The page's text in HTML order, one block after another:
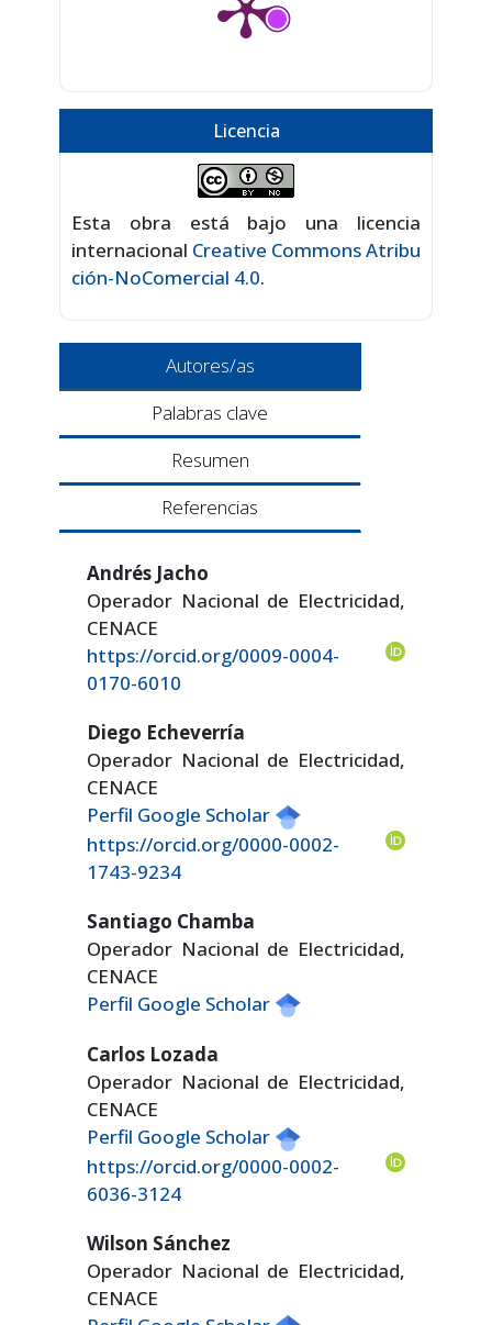
Licencia
Esta obra está bajo una licencia
internacional Creative Commons Atribu
ción-NoComercial 4.0.
Autores/as
Palabras clave
Resumen
Referencias
Andrés Jacho
Operador Nacional de Electricidad,
CENACE
https://orcid.org/0009-0004-
0170-6010
Diego Echeverría
Operador Nacional de Electricidad,
CENACE
Perfil Google Scholar
https://orcid.org/0000-0002-
1743-9234
Santiago Chamba
Operador Nacional de Electricidad,
CENACE
Perfil Google Scholar
Carlos Lozada
Operador Nacional de Electricidad,
CENACE
Perfil Google Scholar
https://orcid.org/0000-0002-
6036-3124
Wilson Sánchez
Operador Nacional de Electricidad,
CENACE